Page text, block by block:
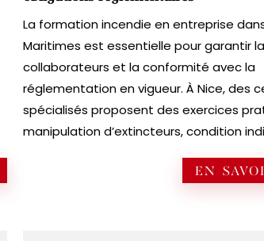
La formation incendie en entreprise
Maritimes est essentielle pour garantir
collaborateurs et la conformité avec la
réglementation en vigueur. À Nice, des
spécialisés proposent des exercices
manipulation d’extincteurs, condition
EN